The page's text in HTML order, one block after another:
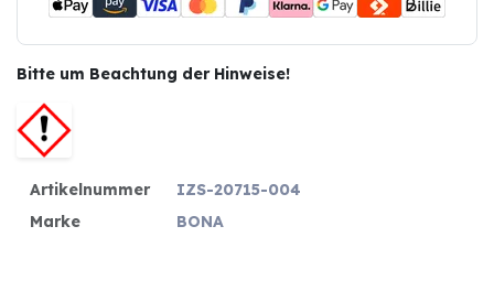
Bitte um Beachtung der Hinweise!
Artikelnummer
IZS-20715-004
Marke
BONA